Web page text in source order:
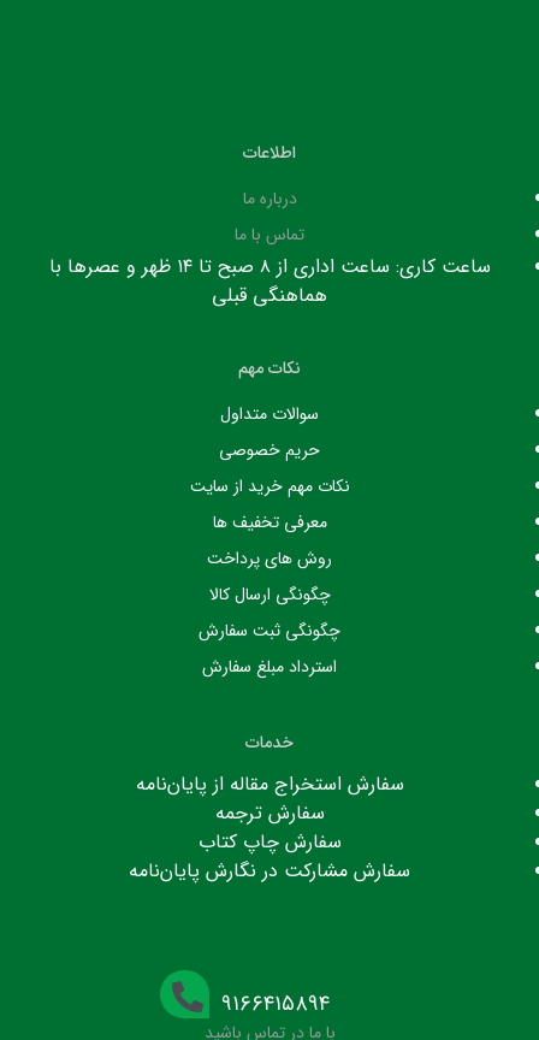
اطلاعات
درباره ما
تماس با ما
ساعت کاری: ساعت اداری از ۸ صبح تا ۱۴ ظهر و عصرها با
هماهنگی قبلی
نکات مهم
سوالات متداول
حریم خصوصی
نکات مهم خرید از سایت
معرفی تخفیف ها
روش های پرداخت
چگونگی ارسال کالا
چگونگی ثبت سفارش
استرداد مبلغ سفارش
خدمات
سفارش استخراج مقاله از پایان‌نامه
سفارش ترجمه
سفارش چاپ کتاب
سفارش مشارکت در نگارش پایان‌نامه
۹۱۶۶۴۱۵۸۹۴
با ما در تماس باشید